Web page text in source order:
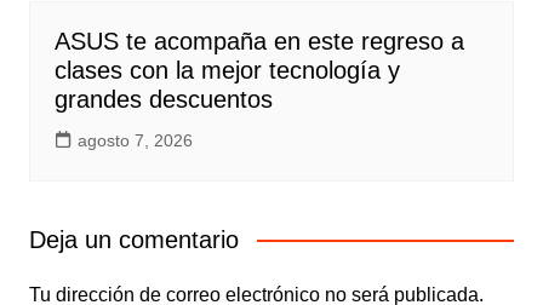
ASUS te acompaña en este regreso a
clases con la mejor tecnología y
grandes descuentos
agosto 7, 2026
Deja un comentario
Tu dirección de correo electrónico no será publicada.